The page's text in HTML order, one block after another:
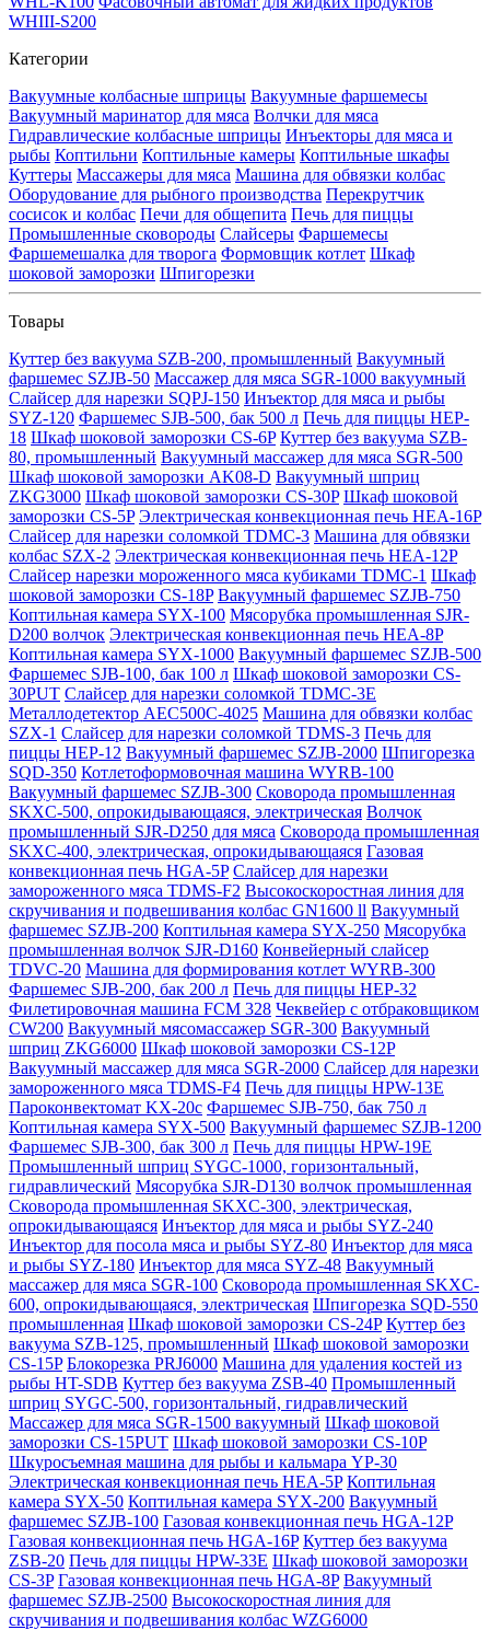
WHIII-S200
Категории
Вакуумные колбасные шприцы Вакуумные фаршемесы
Вакуумный маринатор для мяса Волчки для мяса
Гидравлические колбасные шприцы Инъекторы для мяса и
рыбы Коптильни Коптильные камеры Коптильные шкафы
Куттеры Массажеры для мяса Машина для обвязки колбас
Оборудование для рыбного производства Перекрутчик
сосисок и колбас Печи для общепита Печь для пиццы
Промышленные сковороды Слайсеры Фаршемесы
Фаршемешалка для творога Формовщик котлет Шкаф
шоковой заморозки Шпигорезки
Товары
Куттер без вакуума SZB-200, промышленный Вакуумный
фаршемес SZJB-50 Массажер для мяса SGR-1000 вакуумный
Слайсер для нарезки SQPJ-150 Инъектор для мяса и рыбы
SYZ-120 Фаршемес SJB-500, бак 500 л Печь для пиццы HEP-
18 Шкаф шоковой заморозки CS-6P Куттер без вакуума SZB-
80, промышленный Вакуумный массажер для мяса SGR-500
Шкаф шоковой заморозки AK08-D Вакуумный шприц
ZKG3000 Шкаф шоковой заморозки CS-30P Шкаф шоковой
заморозки CS-5P Электрическая конвекционная печь HEA-16P
Слайсер для нарезки соломкой TDMC-3 Машина для обвязки
колбас SZX-2 Электрическая конвекционная печь HEA-12P
Слайсер нарезки мороженного мяса кубиками TDMC-1 Шкаф
шоковой заморозки CS-18P Вакуумный фаршемес SZJB-750
Коптильная камера SYX-100 Мясорубка промышленная SJR-
D200 волчок Электрическая конвекционная печь HEA-8P
Коптильная камера SYX-1000 Вакуумный фаршемес SZJB-500
Фаршемес SJB-100, бак 100 л Шкаф шоковой заморозки CS-
30PUT Слайсер для нарезки соломкой TDMC-3E
Металлодетектор AEC500C-4025 Машина для обвязки колбас
SZX-1 Слайсер для нарезки соломкой TDMS-3 Печь для
пиццы HEP-12 Вакуумный фаршемес SZJB-2000 Шпигорезка
SQD-350 Котлетоформовочная машина WYRB-100
Вакуумный фаршемес SZJB-300 Сковорода промышленная
SKXC-500, опрокидывающаяся, электрическая Волчок
промышленный SJR-D250 для мяса Сковорода промышленная
SKXC-400, электрическая, опрокидывающаяся Газовая
конвекционная печь HGA-5P Слайсер для нарезки
замороженного мяса TDMS-F2 Высокоскоростная линия для
скручивания и подвешивания колбас GN1600 ll Вакуумный
фаршемес SZJB-200 Коптильная камера SYX-250 Мясорубка
промышленная волчок SJR-D160 Конвейерный слайсер
TDVC-20 Машина для формирования котлет WYRB-300
Фаршемес SJB-200, бак 200 л Печь для пиццы HEP-32
Филетировочная машина FCM 328 Чеквейер с отбраковщиком
CW200 Вакуумный мясомассажер SGR-300 Вакуумный
шприц ZKG6000 Шкаф шоковой заморозки CS-12P
Вакуумный массажер для мяса SGR-2000 Слайсер для нарезки
замороженного мяса TDMS-F4 Печь для пиццы HPW-13E
Пароконвектомат KX-20c Фаршемес SJB-750, бак 750 л
Коптильная камера SYX-500 Вакуумный фаршемес SZJB-1200
Фаршемес SJB-300, бак 300 л Печь для пиццы HPW-19E
Промышленный шприц SYGC-1000, горизонтальный,
гидравлический Мясорубка SJR-D130 волчок промышленная
Сковорода промышленная SKXC-300, электрическая,
опрокидывающаяся Инъектор для мяса и рыбы SYZ-240
Инъектор для посола мяса и рыбы SYZ-80 Инъектор для мяса
и рыбы SYZ-180 Инъектор для мяса SYZ-48 Вакуумный
массажер для мяса SGR-100 Сковорода промышленная SKXC-
600, опрокидывающаяся, электрическая Шпигорезка SQD-550
промышленная Шкаф шоковой заморозки CS-24P Куттер без
вакуума SZB-125, промышленный Шкаф шоковой заморозки
CS-15P Блокорезка PRJ6000 Машина для удаления костей из
рыбы HT-SDB Куттер без вакуума ZSB-40 Промышленный
шприц SYGC-500, горизонтальный, гидравлический
Массажер для мяса SGR-1500 вакуумный Шкаф шоковой
заморозки CS-15PUT Шкаф шоковой заморозки CS-10P
Шкуросъемная машина для рыбы и кальмара YP-30
Электрическая конвекционная печь HEA-5P Коптильная
камера SYX-50 Коптильная камера SYX-200 Вакуумный
фаршемес SZJB-100 Газовая конвекционная печь HGA-12P
Газовая конвекционная печь HGA-16P Куттер без вакуума
ZSB-20 Печь для пиццы HPW-33E Шкаф шоковой заморозки
CS-3P Газовая конвекционная печь HGA-8P Вакуумный
фаршемес SZJB-2500 Высокоскоростная линия для
скручивания и подвешивания колбас WZG6000